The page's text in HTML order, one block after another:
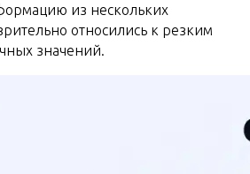
из нескольких
относились к резким
значений.